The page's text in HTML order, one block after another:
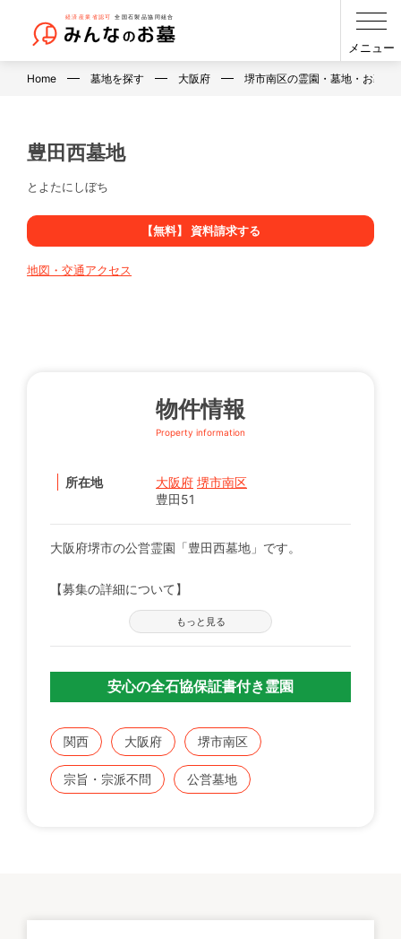
メニュー
Home 墓地を探す 大阪府 堺市南区の霊園・墓地・お墓
豊田西墓地
とよたにしぼち
【無料】 資料請求する
地図・交通アクセス
物件情報
Property information
所在地 大阪府 堺市南区
豊田51
大阪府堺市の公営霊園「豊田西墓地」です。
【募集の詳細について】
管轄の自治体窓口へお問い合わせください。
※募集は不定期で、申込に際する諸条件がございま
す。
既にこちらに区画をお持ちの方で、お持ちのお墓を建
ッフが無料でご相談をお受けします。
お気軽にみんなのお墓 お問い合わせ窓口【0120-12-
1440】までご連絡ください。
もっと見る
安心の全石協保証書付き霊園
関西 大阪府 堺市南区
宗旨・宗派不問 公営墓地